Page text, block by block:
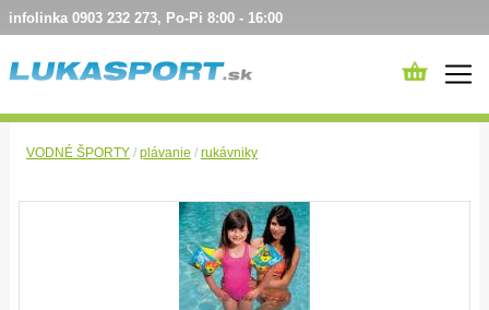
infolinka 0903 232 273, Po-Pi 8:00 - 16:00
VODNÉ ŠPORTY / plávanie / rukávniky